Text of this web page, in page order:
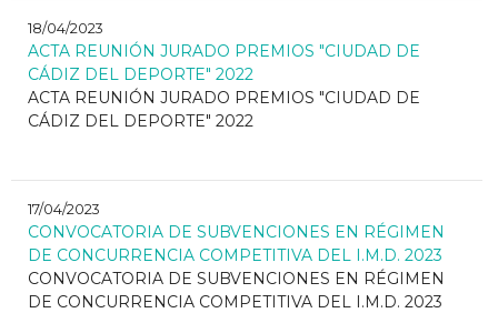
18/04/2023
ACTA REUNIÓN JURADO PREMIOS "CIUDAD DE
CÁDIZ DEL DEPORTE" 2022
ACTA REUNIÓN JURADO PREMIOS "CIUDAD DE
CÁDIZ DEL DEPORTE" 2022
17/04/2023
CONVOCATORIA DE SUBVENCIONES EN RÉGIMEN
DE CONCURRENCIA COMPETITIVA DEL I.M.D. 2023
CONVOCATORIA DE SUBVENCIONES EN RÉGIMEN
DE CONCURRENCIA COMPETITIVA DEL I.M.D. 2023